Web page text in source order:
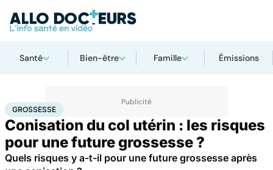
Santé Bien-être Famille Émissions
AccueilFamille Grossesse Grossesse
GROSSESSE
Conisation du col utérin : les risques
pour une future grossesse ?
Quels risques y a-t-il pour une future grossesse après